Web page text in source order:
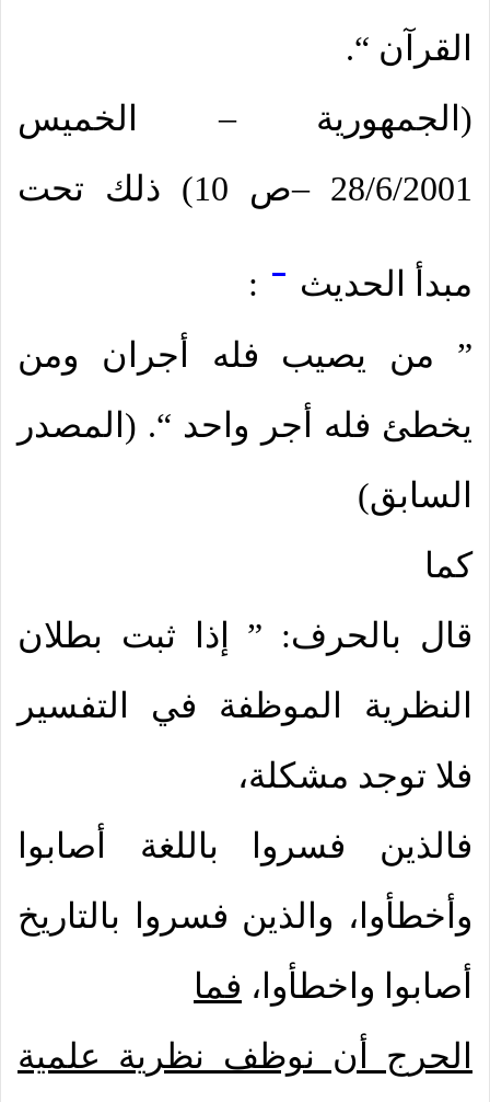
القرآن “.
(الجمهورية – الخميس
28/6/2001 –ص 10) ذلك تحت
مبدأ الحديث
:
” من يصيب فله أجران ومن
يخطئ فله أجر واحد “. (المصدر
السابق)
كما
قال بالحرف: ” إذا ثبت بطلان
النظرية الموظفة في التفسير
فلا توجد مشكلة،
فالذين فسروا باللغة أصابوا
وأخطأوا، والذين فسروا بالتاريخ
أصابوا واخطأوا، فما
الحرج أن نوظف نظرية علمية